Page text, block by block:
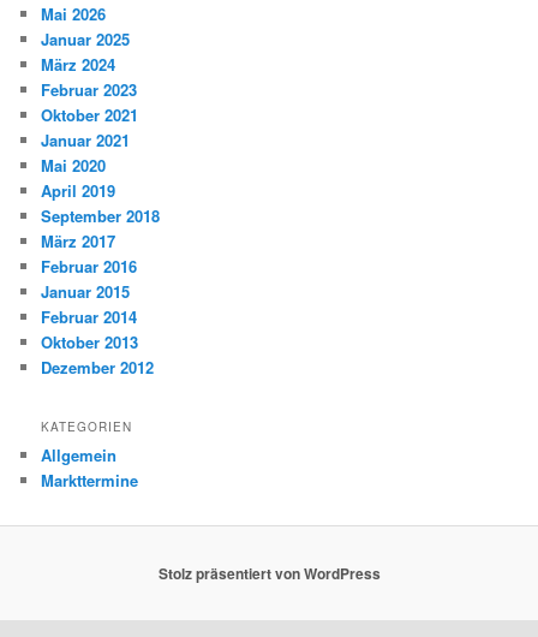
Mai 2026
Januar 2025
März 2024
Februar 2023
Oktober 2021
Januar 2021
Mai 2020
April 2019
September 2018
März 2017
Februar 2016
Januar 2015
Februar 2014
Oktober 2013
Dezember 2012
KATEGORIEN
Allgemein
Markttermine
Stolz präsentiert von WordPress